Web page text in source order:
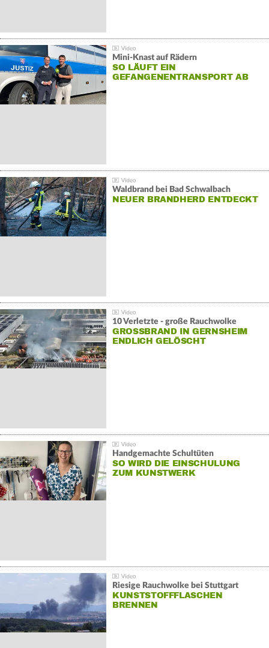
Mini-Knast auf Rädern
SO LÄUFT EIN
GEFANGENENTRANSPORT AB
Waldbrand bei Bad Schwalbach
NEUER BRANDHERD ENTDECKT
10 Verletzte - große Rauchwolke
GROSSBRAND IN GERNSHEIM E
NDLICH GELÖSCHT
Handgemachte Schultüten
SO WIRD DIE EINSCHULUNG
ZUM KUNSTWERK
Riesige Rauchwolke bei Stuttgart
KUNSTSTOFFFLASCHEN
BRENNEN